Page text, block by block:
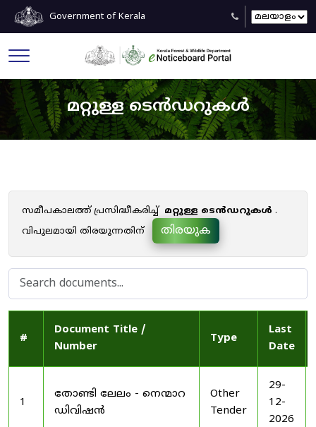
Government of Kerala
മറ്റുള്ള ടെൻഡറുകൾ
സമീപകാലത്ത് പ്രസിദ്ധീകരിച്ച് മറ്റുള്ള ടെൻഡറുകൾ .
വിപുലമായി തിരയുന്നതിന്
തിരയുക
#
Document Title /
Number
Type
Last
Date
1
തോണ്ടി ലേലം - നെന്മാറ
ഡിവിഷൻ
Other
Tender
29-
12-
2026